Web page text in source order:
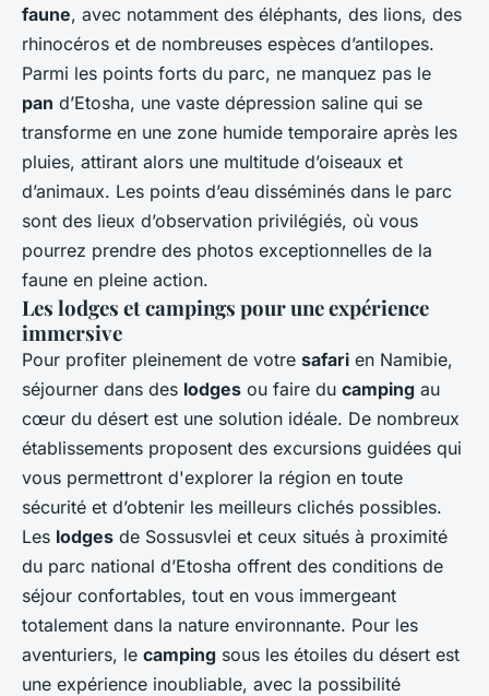
faune, avec notamment des éléphants, des lions, des
rhinocéros et de nombreuses espèces d’antilopes.
Parmi les points forts du parc, ne manquez pas le
pan d’Etosha, une vaste dépression saline qui se
transforme en une zone humide temporaire après les
pluies, attirant alors une multitude d’oiseaux et
d’animaux. Les points d’eau disséminés dans le parc
sont des lieux d’observation privilégiés, où vous
pourrez prendre des photos exceptionnelles de la
faune en pleine action.
Les lodges et campings pour une expérience
immersive
Pour profiter pleinement de votre safari en Namibie,
séjourner dans des lodges ou faire du camping au
cœur du désert est une solution idéale. De nombreux
établissements proposent des excursions guidées qui
vous permettront d'explorer la région en toute
sécurité et d’obtenir les meilleurs clichés possibles.
Les lodges de Sossusvlei et ceux situés à proximité
du parc national d’Etosha offrent des conditions de
séjour confortables, tout en vous immergeant
totalement dans la nature environnante. Pour les
aventuriers, le camping sous les étoiles du désert est
une expérience inoubliable, avec la possibilité